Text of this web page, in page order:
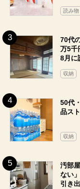
読み物
70代
万5千
8月に
収納
50代
品ス
収納
汚部
ない
引き